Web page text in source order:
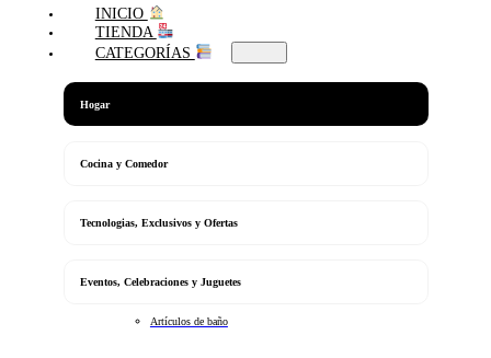
INICIO
TIENDA
CATEGORÍAS
Hogar
Cocina y Comedor
Tecnologias, Exclusivos y Ofertas
Eventos, Celebraciones y Juguetes
Artículos de baño